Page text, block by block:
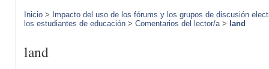
Inicio > Impacto del uso de los fórums y los grupos de discusión
los estudiantes de educación > Comentarios del lector/a> land
land